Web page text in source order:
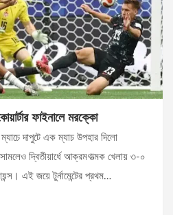
ফাইনালে মরক্কো
দাপুটে এক ম্যাচ উপহার দিলো
দ্বিতীয়ার্ধে আক্রমণাত্মক খেলায় ৩-০
এই জয়ে টুর্নামেন্টের প্রথম…